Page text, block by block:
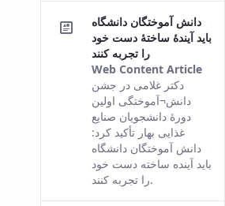
of this
content.
دانش آموختگان دانشگاه
باید آیندۀ ساختۀ دست خود
را تجربه کنند
Web Content Article
دکتر غلامی در جشن
دانش¬آموختگی اولین
دورۀ دانشجویان صنایع
غذایی بهار تأکید کرد:
دانش آموختگان دانشگاه
باید آینده ساخته دست خود
را تجربه کنند.